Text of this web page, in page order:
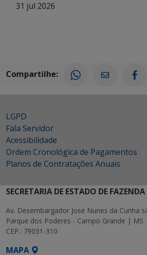
31 jul 2026
Compartilhe:
LGPD
Fala Servidor
Acessibilidade
Ordem Cronológica de Pagamentos
Planos de Contratações Anuais
SECRETARIA DE ESTADO DE FAZENDA
Av. Desembargador José Nunes da Cunha
Parque dos Poderes - Campo Grande | MS
CEP.: 79031-310
MAPA